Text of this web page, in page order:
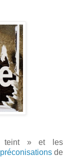
teint » et les
préconisationsde